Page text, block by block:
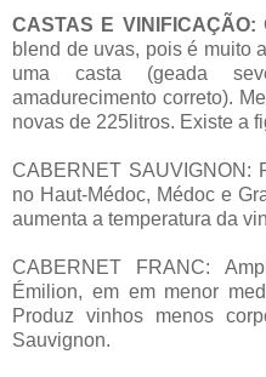
CASTAS E VINIFICAÇÃO:
blend de uvas, pois é muito
uma casta (geada
amadurecimento correto).
novas de 225litros. Existe a
CABERNET SAUVIGNON:
no Haut-Médoc, Médoc e
aumenta a temperatura da
CABERNET FRANC:
Émilion, em em menor
Produz vinhos menos
Sauvignon.